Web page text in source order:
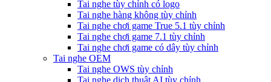
Tai nghe tùy chỉnh có logo
Tai nghe hàng không tùy chỉnh
Tai nghe chơi game True 5.1 tùy chỉnh
Tai nghe chơi game 7.1 tùy chỉnh
Tai nghe chơi game có dây tùy chỉnh
Tai nghe OEM
Tai nghe OWS tùy chỉnh
Tai nghe dịch thuật AI tùy chỉnh